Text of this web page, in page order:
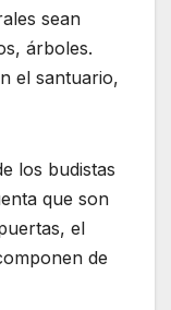
sean
árboles.
el santuario,
los budistas
que son
el
de